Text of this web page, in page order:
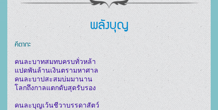
พลังบุญ
คีตากะ
คนละบาทสมทบครบทั่วหล้า
แปดพันล้านเงินตรามหาศาล
คนละบาปสะสมบ่มมานาน
โลกถึงกาลแตกดับสุดรับรอง
คนละบุญเว้นชีวาบรรดาสัตว์